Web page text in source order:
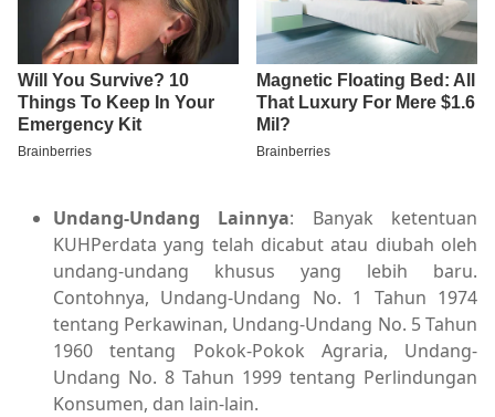
Undang-Undang Lainnya: Banyak ketentuan
KUHPerdata yang telah dicabut atau diubah oleh
undang-undang khusus yang lebih baru.
Contohnya, Undang-Undang No. 1 Tahun 1974
tentang Perkawinan, Undang-Undang No. 5 Tahun
1960 tentang Pokok-Pokok Agraria, Undang-
Undang No. 8 Tahun 1999 tentang Perlindungan
Konsumen, dan lain-lain.